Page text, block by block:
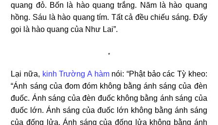
quang đỏ. Bốn là hào quang trắng. Năm là hào quang
hồng. Sáu là hào quang tím. Tất cả đều chiếu sáng. Đấy
gọi là hào quang của Như Lai”.
*
Lại nữa, kinh Trường A hàm nói: “Phật bảo các Tỳ kheo:
“Ánh sáng của đom đóm không bằng ánh sáng của đèn
đuốc. Ánh sáng của đèn đuốc không bằng ánh sáng của
đuốc lớn. Ánh sáng của đuốc lớn không bằng ánh sáng
của đống lửa. Ánh sáng của đống lửa không bằng ánh